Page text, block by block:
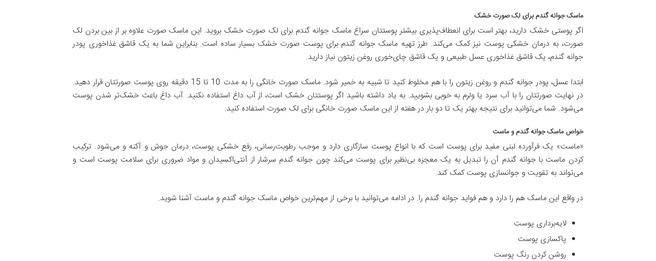
ماسک جوانه گندم برای لک صورت خشک
اگر پوستی خشک دارید، بهتر است برای انعطاف‌پذیری بیشتر پوستتان سراغ ماسک جوانه گندم برای لک صورت خشک بروید. این ماسک صورت علاوه بر از بین بردن لک
صورت، به درمان خشکی پوست نیز کمک می‌کند. طرز تهیه ماسک جوانه گندم برای پوست صورت خشک بسیار ساده است. بنابراین شما به یک قاشق غذاخوری پودر
جوانه گندم، یک قاشق غذاخوری عسل طبیعی و یک قاشق چای‌خوری روغن زیتون نیاز دارید.
ابتدا عسل، پودر جوانه گندم و روغن زیتون را با هم مخلوط کنید تا شبیه به خمیر شود. ماسک صورت خانگی را به مدت 10 تا 15 دقیقه روی پوست صورتتان قرار دهید.
در نهایت صورتتان را با آب سرد یا ولرم به خوبی بشویید. به یاد داشته باشید اگر پوستتان خشک است، از آب داغ استفاده نکنید. آب داغ باعث خشک‌تر شدن پوست
می‌شود. شما می‌توانید برای نتیجه بهتر یک تا دو بار در هفته از این ماسک صورت خانگی برای لک صورت استفاده کنید.
خواص ماسک جوانه گندم و ماست
«ماست» یک فرآورده لبنی مفید برای پوست است که با انواع پوست سازگاری دارد و موجب رطوبت‌رسانی، رفع خشکی پوست، درمان جوش و آکنه و می‌شود. ترکیب
کردن ماست با جوانه گندم آن را تبدیل به یک معجزه بی‌نظیر برای پوست می‌کند چون جوانه گندم سرشار از آنتی‌اکسیدان و مواد ضروری برای سلامت پوست است و
می‌تواند به تقویت و جوانسازی پوست کمک کند.
در واقع این ماسک هم را دارد و هم فواید جوانه گندم را. در ادامه می‌توانید با برخی از مهم‌ترین خواص ماسک جوانه گندم و ماست آشنا شوید.
لایه‌برداری پوست
پاکسازی پوست
روشن کردن رنگ پوست